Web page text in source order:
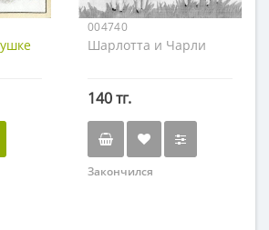
004740
Шарлотта и Чарли
140 тг.
Закончился